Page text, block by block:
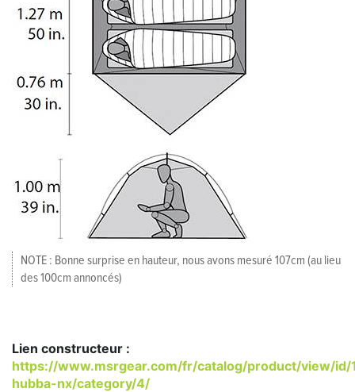
NOTE : Bonne surprise en hauteur, nous avons mesuré 107cm (au lieu
des 100cm annoncés)
Lien constructeur :
https://www.msrgear.com/fr/catalog/product/view/id/
hubba-nx/category/4/